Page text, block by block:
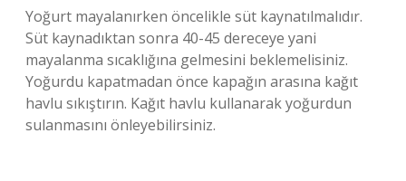
Yoğurt mayalanırken öncelikle süt kaynatılmalıdır.
Süt kaynadıktan sonra 40-45 dereceye yani
mayalanma sıcaklığına gelmesini beklemelisiniz.
Yoğurdu kapatmadan önce kapağın arasına kağıt
havlu sıkıştırın. Kağıt havlu kullanarak yoğurdun
sulanmasını önleyebilirsiniz.